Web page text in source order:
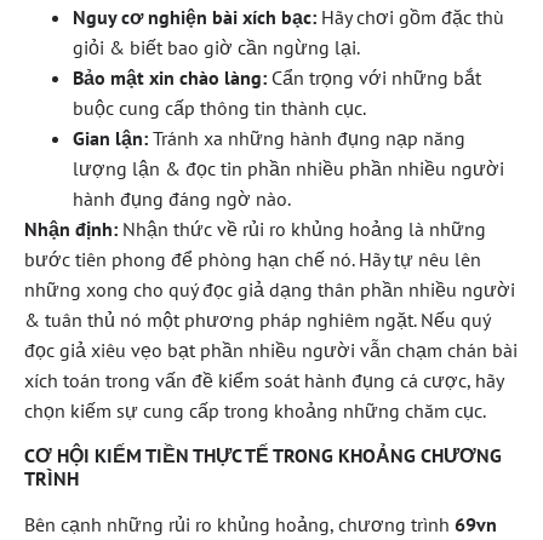
Nguy cơ nghiện bài xích bạc: Hãy chơi gồm đặc thù
giỏi & biết bao giờ cần ngừng lại.
Bảo mật xin chào làng: Cẩn trọng với những bắt
buộc cung cấp thông tin thành cục.
Gian lận: Tránh xa những hành đụng nạp năng
lượng lận & đọc tin phần nhiều phần nhiều người
hành đụng đáng ngờ nào.
Nhận định: Nhận thức về rủi ro khủng hoảng là những
bước tiên phong để phòng hạn chế nó. Hãy tự nêu lên
những xong cho quý đọc giả dạng thân phần nhiều người
& tuân thủ nó một phương pháp nghiêm ngặt. Nếu quý
đọc giả xiêu vẹo bạt phần nhiều người vẫn chạm chán bài
xích toán trong vấn đề kiểm soát hành đụng cá cược, hãy
chọn kiếm sự cung cấp trong khoảng những chăm cục.
CƠ HỘI KIẾM TIỀN THỰC TẾ TRONG KHOẢNG CHƯƠNG
TRÌNH
Bên cạnh những rủi ro khủng hoảng, chương trình 69vn